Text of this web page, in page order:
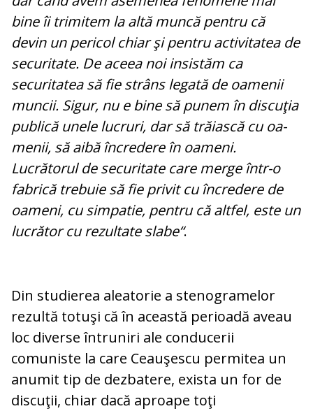
bine îi trimitem la altă muncă pentru că
devin un pericol chiar şi pentru activitatea de
securitate. De aceea noi insistăm ca
securitatea să fie strâns legată de oamenii
muncii. Si­gur, nu e bine să punem în discuţia
pu­bli­că unele lucruri, dar să trăiască cu oa­
menii, să aibă încredere în oameni.
Lucrătorul de se­curitate care merge în­tr-o
fabrică trebuie să fie privit cu încredere de
oa­meni, cu simpatie, pentru că altfel, este un
lucrător cu rezultate slabe“.
Din studierea aleatorie a stenogramelor
rezultă to­tuşi că în această perioadă aveau
loc diverse întruniri ale conducerii
comuniste la care Ceau­şes­cu permitea un
anumit tip de dezbatere, exista un for de
discuţii, chiar dacă aproa­pe toţi